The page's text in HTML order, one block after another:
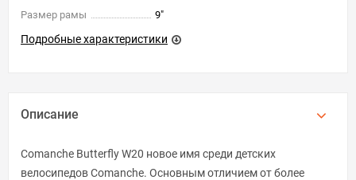
Размер рамы
9"
Подробные характеристики
Описание
Comanche Butterfly W20 новое имя среди детских
велосипедов Comanche. Основным отличием от более